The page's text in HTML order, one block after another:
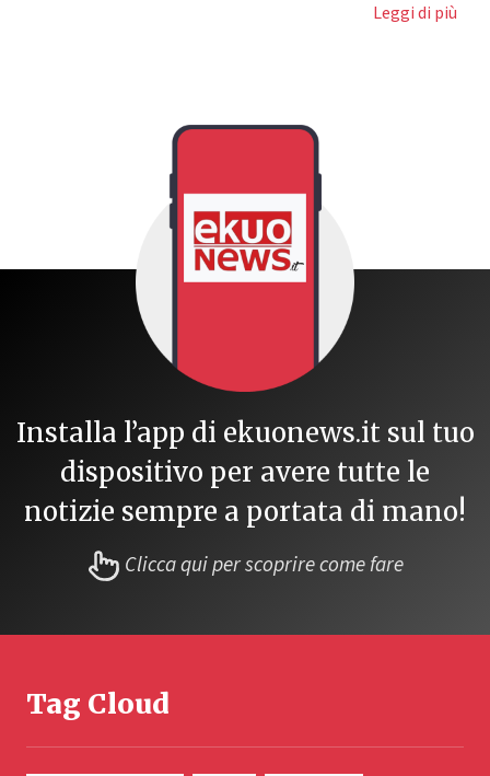
Leggi di più
Installa l’app di ekuonews.it sul tuo
dispositivo per avere tutte le
notizie sempre a portata di mano!
Clicca qui per scoprire come fare
Tag Cloud